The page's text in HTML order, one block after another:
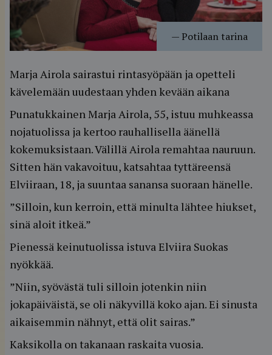
— Potilaan tarina
Marja Airola sairastui rintasyöpään ja opetteli
kävelemään uudestaan yhden kevään aikana
Punatukkainen Marja Airola, 55, istuu muhkeassa
nojatuolissa ja kertoo rauhallisella äänellä
kokemuksistaan. Välillä Airola remahtaa nauruun.
Sitten hän vakavoituu, katsahtaa tyttäreensä
Elviiraan, 18, ja suuntaa sanansa suoraan hänelle.
”Silloin, kun kerroin, että minulta lähtee hiukset,
sinä aloit itkeä.”
Pienessä keinutuolissa istuva Elviira Suokas
nyökkää.
”Niin, syövästä tuli silloin jotenkin niin
jokapäiväistä, se oli näkyvillä koko ajan. Ei sinusta
aikaisemmin nähnyt, että olit sairas.”
Kaksikolla on takanaan raskaita vuosia.